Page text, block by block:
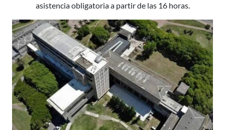
asistencia obligatoria a partir de las 16 horas.